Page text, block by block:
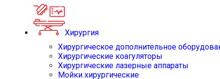
Хирургия
Хирургическое дополнительное
Хирургические коагуляторы
Хирургические лазерные аппараты
Мойки хирургические